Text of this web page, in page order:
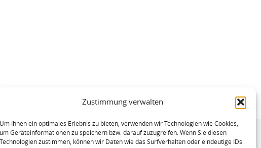
Zustimmung verwalten
Um Ihnen ein optimales Erlebnis zu bieten, verwenden wir Technologien wie Cookies,
um Geräteinformationen zu speichern bzw. darauf zuzugreifen. Wenn Sie diesen
Technologien zustimmen, können wir Daten wie das Surfverhalten oder eindeutige IDs